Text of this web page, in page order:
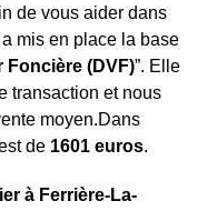
de vous aider dans
mis en place la base
Foncière (DVF)”. Elle
transaction et nous
moyen.Dans
de 1601 euros.
à Ferrière-La-